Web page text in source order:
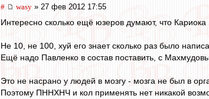
# wasy » 27 фев 2012 17:55
Интересно сколько ещё юзеров думают, что
Не 10, не 100, хуй его знает сколько раз было
Ещё надо Павленко в состав поставить, с
Это не насрано у людей в мозгу - мозга не был в
Поэтому ПННХНЧ и кол применять нет никакой